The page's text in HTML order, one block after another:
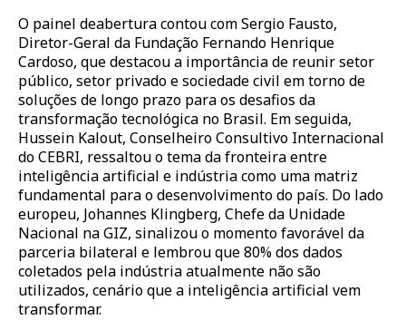
O painel deabertura contou com Sergio Fausto,
Diretor-Geral da Fundação Fernando Henrique
Cardoso, que destacou a importância de reunir setor
público, setor privado e sociedade civil em torno de
soluções de longo prazo para os desafios da
transformação tecnológica no Brasil. Em seguida,
Hussein Kalout, Conselheiro Consultivo Internacional
do CEBRI, ressaltou o tema da fronteira entre
inteligência artificial e indústria como uma matriz
fundamental para o desenvolvimento do país. Do lado
europeu, Johannes Klingberg, Chefe da Unidade
Nacional na GIZ, sinalizou o momento favorável da
parceria bilateral e lembrou que 80% dos dados
coletados pela indústria atualmente não são
utilizados, cenário que a inteligência artificial vem
transformar.